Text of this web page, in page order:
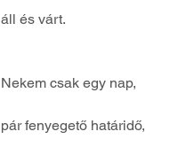
áll és várt.
Nekem csak egy nap,
pár fenyegető határidő,